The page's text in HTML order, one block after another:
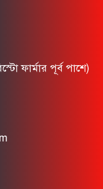
ফার্মার পূর্ব পাশে)